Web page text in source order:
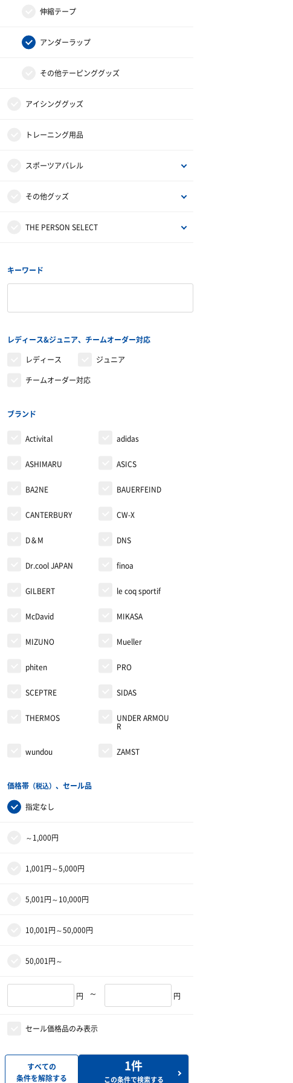
キャップ
補給食
プロテイン
その他サプリメント
グッズ・アクセサリー
腰用サポーター
ひざ用サポーター
足首用サポーター
その他サポーター
伸縮テープ
アンダーラップ
その他テーピンググッズ
アイシンググッズ
トレーニング用品
スポーツアパレル
半袖シャツ
長袖シャツ
ウィンドブレーカー・ピステ
レディース＆ジュニア
その他グッズ
サンダル
リストバンド・ヘアバンド
THE PERSON SELECT
エクササイズマット
キーワード
レディース&ジュニア、チームオーダー対応
レディース ジュニア
チームオーダー対応
ブランド
Activital adidas
ASHIMARU ASICS
BA2NE BAUERFEIND
CANTERBURY CW-X
D＆M DNS
Dr.cool JAPAN finoa
GILBERT le coq sportif
McDavid MIKASA
MIZUNO Mueller
phiten PRO
SCEPTRE SIDAS
THERMOS
UNDER ARMOU
R
wundou ZAMST
価格帯 （税込） 、セール品
指定なし
～1,000円
1,001円～5,000円
5,001円～10,000円
10,001円～50,000円
50,001円～
円 ～ 円
セール価格品のみ表示
すべての
条件を解除する
1件
この条件で検索する